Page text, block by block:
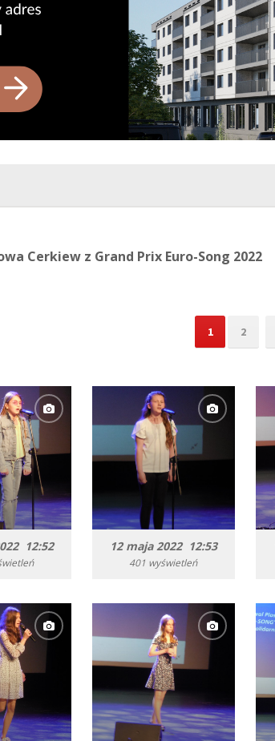
Cerkiew z Grand Prix Euro-Song 2022
1 2
12:52 12 maja 2022 12:53
401 wyświetleń